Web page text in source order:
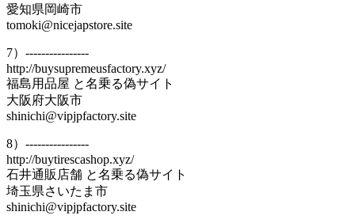
愛知県岡崎市
tomoki@nicejapstore.site
7）----------------
http://buysupremeusfactory.xyz/
福島用品屋 と名乗る偽サイト
大阪府大阪市
shinichi@vipjpfactory.site
8）----------------
http://buytirescashop.xyz/
石井通販店舗 と名乗る偽サイト
埼玉県さいたま市
shinichi@vipjpfactory.site